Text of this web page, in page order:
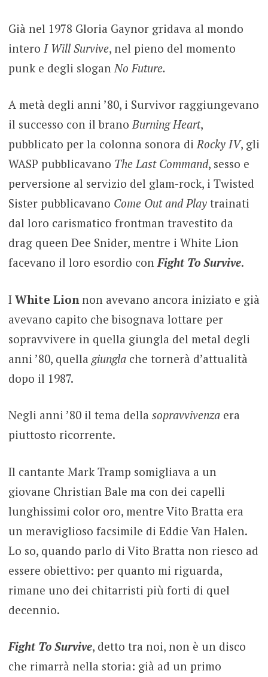
Già nel 1978 Gloria Gaynor gridava al mondo
intero I Will Survive, nel pieno del momento
punk e degli slogan No Future.
A metà degli anni ’80, i Survivor raggiungevano
il successo con il branoBurning Heart,
pubblicato per la colonna sonora diRocky IV, gli
WASP pubblicavano The Last Command, sesso e
perversione al servizio del glam-rock, i Twisted
Sister pubblicavano Come Out and Play trainati
dal loro carismatico frontman travestito da
drag queen Dee Snider, mentre i White Lion
facevano il loro esordio conFight To Survive.
I White Lionnon avevano ancora iniziato e già
avevano capito che bisognava lottare per
sopravvivere in quella giungla del metal degli
anni ’80, quella giunglache tornerà d’attualità
dopo il 1987.
Negli anni ’80 il tema della sopravvivenzaera
piuttosto ricorrente.
Il cantante Mark Tramp somigliava a un
giovane Christian Bale ma con dei capelli
lunghissimi color oro, mentre Vito Bratta era
un meraviglioso facsimile di Eddie Van Halen.
Lo so, quando parlo di Vito Bratta non riesco ad
essere obiettivo: per quanto mi riguarda,
rimane uno dei chitarristi più forti di quel
decennio.
Fight To Survive, detto tra noi, non è un disco
che rimarrà nella storia: già ad un primo